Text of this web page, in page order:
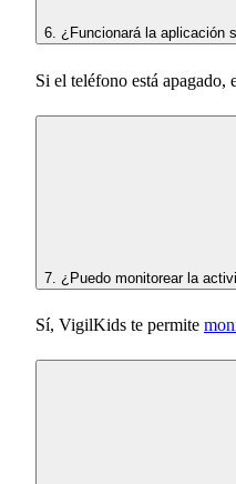
6. ¿Funcionará la aplicación
Si el teléfono está
7. ¿Puedo monitorear la
Sí, VigilKids te permite